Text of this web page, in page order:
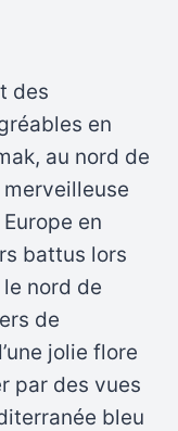
des
en
au nord de
en
battus lors
nord de
de
jolie flore
par des vues
bleu